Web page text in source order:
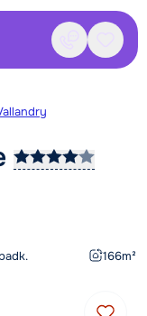
Contact
166m²